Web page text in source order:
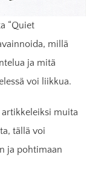
“Quiet
millä
ja mitä
voi liikkua.
muita
tällä voi
ja pohtimaan